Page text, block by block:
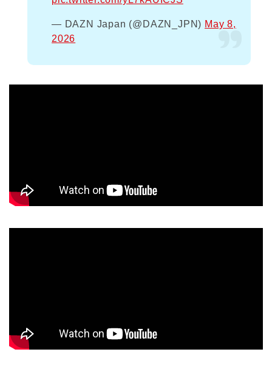
— DAZN Japan (@DAZN_JPN) May 8,
2026